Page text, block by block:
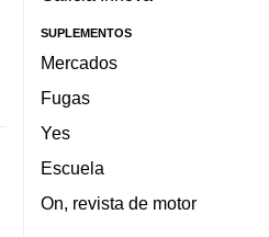
SUPLEMENTOS
Mercados
Fugas
Yes
Escuela
On, revista de motor